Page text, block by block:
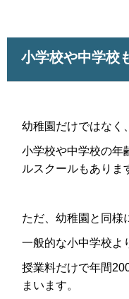
小学校や中学校
幼稚園だけではなく、
小学校や中学校の年
ルスクールもありま
ただ、幼稚園と同様
一般的な小中学校よ
授業料だけで年間
まいます。